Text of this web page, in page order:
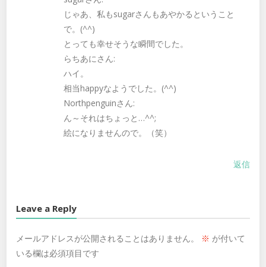
じゃあ、私もsugarさんもあやかるということ
で。(^^)
とっても幸せそうな瞬間でした。
らちあにさん:
ハイ。
相当happyなようでした。(^^)
Northpenguinさん:
ん～それはちょっと…^^;
絵になりませんので。（笑）
返信
Leave a Reply
メールアドレスが公開されることはありません。 ※ が付いて
いる欄は必須項目です